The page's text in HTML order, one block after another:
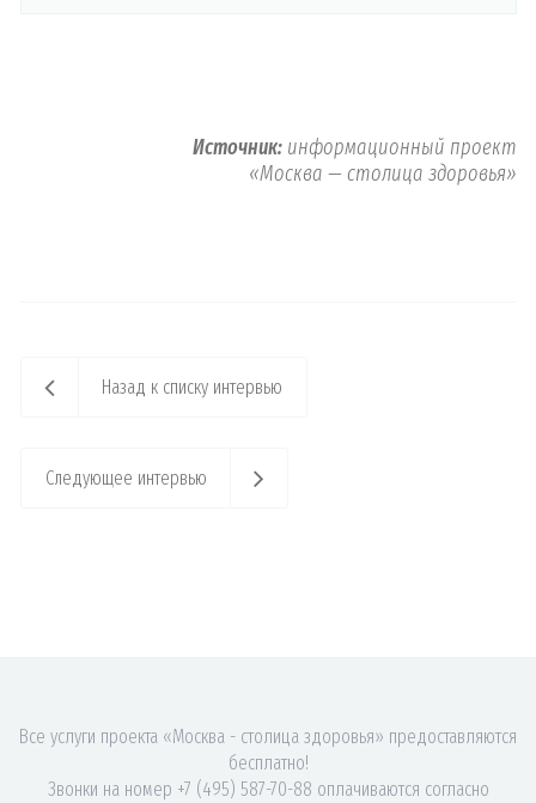
Источник: информационный проект
«Москва — столица здоровья»
Назад к списку интервью
Следующее интервью
Все услуги проекта «Москва - столица здоровья» предоставляются
бесплатно!
Звонки на номер +7 (495) 587-70-88 оплачиваются согласно